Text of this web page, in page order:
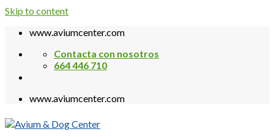
Skip to content
www.aviumcenter.com
Contacta con nosotros
664 446 710
www.aviumcenter.com